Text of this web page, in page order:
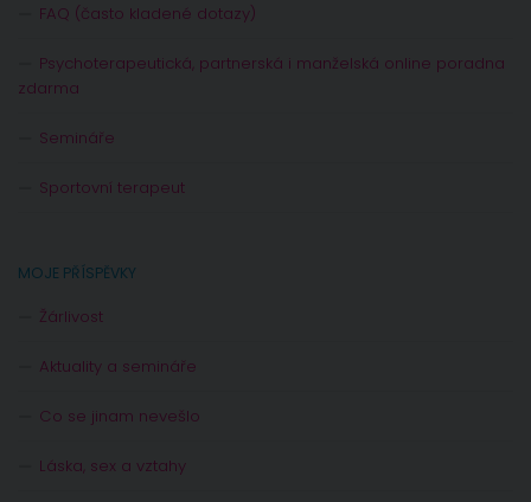
FAQ (často kladené dotazy)
Psychoterapeutická, partnerská i manželská online poradna
zdarma
Semináře
Sportovní terapeut
MOJE PŘÍSPĚVKY
Žárlivost
Aktuality a semináře
Co se jinam nevešlo
Láska, sex a vztahy